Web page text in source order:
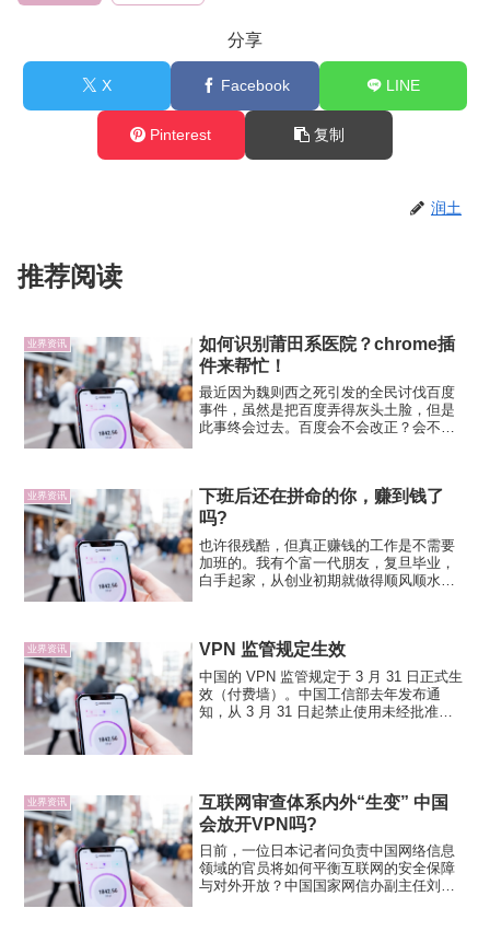
分享
X Facebook LINE
Pinterest 复制
润土
推荐阅读
业界资讯
如何识别莆田系医院？chrome插
件来帮忙！
最近因为魏则西之死引发的全民讨伐百度
事件，虽然是把百度弄得灰头土脸，但是
此事终会过去。百度会不会改正？会不会
多的口诛笔伐也很难唤醒一...
业界资讯
下班后还在拼命的你，赚到钱了
吗?
也许很残酷，但真正赚钱的工作是不需要
加班的。我有个富一代朋友，复旦毕业，
白手起家，从创业初期就做得顺风顺水，
和日本买了度假别墅，全世...
业界资讯 VPN 监管规定生效
中国的 VPN 监管规定于 3 月 31 日正式生
效（付费墙）。中国工信部去年发布通
知，从 3 月 31 日起禁止使用未经批准的
业界资讯
互联网审查体系内外“生变” 中国
会放开VPN吗?
日前，一位日本记者问负责中国网络信息
领域的官员将如何平衡互联网的安全保障
与对外开放？中国国家网信办副主任刘烈